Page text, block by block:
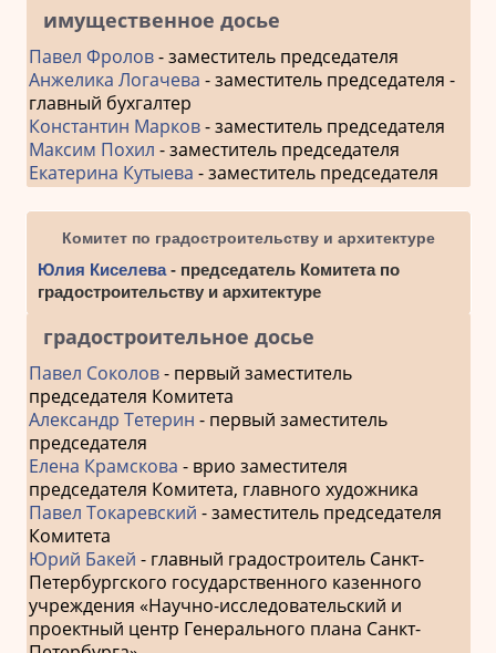
имущественное досье
Павел Фролов- заместитель председателя
Анжелика Логачева - заместитель председателя -
главный бухгалтер
Константин Марков- заместитель председателя
Максим Похил - заместитель председателя
Екатерина Кутыева - заместитель председателя
Комитет по градостроительству и архитектуре
Юлия Киселева- председатель Комитета по
градостроительству и архитектуре
градостроительное досье
Павел Соколов- первый заместитель
председателя Комитета
Александр Тетерин - первый заместитель
председателя
Елена Крамскова - врио заместителя
председателя Комитета, главного художника
Павел Токаревский - заместитель председателя
Комитета
Юрий Бакей - главный градостроитель Санкт-
Петербургского государственного казенного
учреждения «Научно-исследовательский и
проектный центр Генерального плана Санкт-